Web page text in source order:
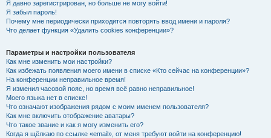
Я давно зарегистрирован, но больше не могу войти!
Я забыл пароль!
Почему мне периодически приходится повторять ввод имени и пароля?
Что делает функция «Удалить cookies конференции»?
Параметры и настройки пользователя
Как мне изменить мои настройки?
Как избежать появления моего имени в списке «Кто сейчас на конференции»?
На конференции неправильное время!
Я изменил часовой пояс, но время всё равно неправильное!
Моего языка нет в списке!
Что означают изображения рядом с моим именем пользователя?
Как мне включить отображение аватары?
Что такое звание и как я могу изменить его?
Когда я щёлкаю по ссылке «email», от меня требуют войти на конференцию!